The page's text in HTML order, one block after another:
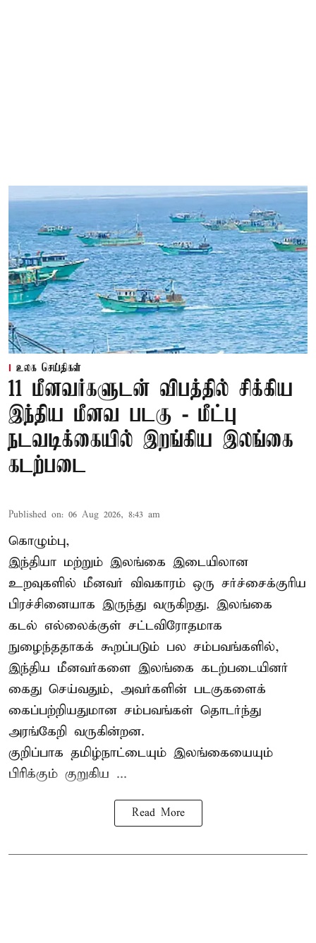
உலக செய்திகள்
11 மீனவர்களுடன் விபத்தில் சிக்கிய
இந்திய மீனவ படகு - மீட்பு
நடவடிக்கையில் இறங்கிய இலங்கை
கடற்படை
Published on: 06 Aug 2026, 8:43 am
கொழும்பு,
இந்தியா மற்றும் இலங்கை இடையிலான
உறவுகளில் மீனவர் விவகாரம் ஒரு சர்ச்சைக்குரிய
பிரச்சினையாக இருந்து வருகிறது. இலங்கை
கடல் எல்லைக்குள் சட்டவிரோதமாக
நுழைந்ததாகக் கூறப்படும் பல சம்பவங்களில்,
இந்திய மீனவர்களை இலங்கை கடற்படையினர்
கைது செய்வதும், அவர்களின் படகுகளைக்
கைப்பற்றியதுமான சம்பவங்கள் தொடர்ந்து
அரங்கேறி வருகின்றன.
குறிப்பாக தமிழ்நாட்டையும் இலங்கையையும்
பிரிக்கும் குறுகிய ...
Read More